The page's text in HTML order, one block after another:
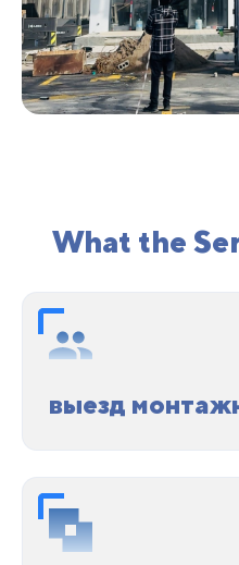
What the
выезд